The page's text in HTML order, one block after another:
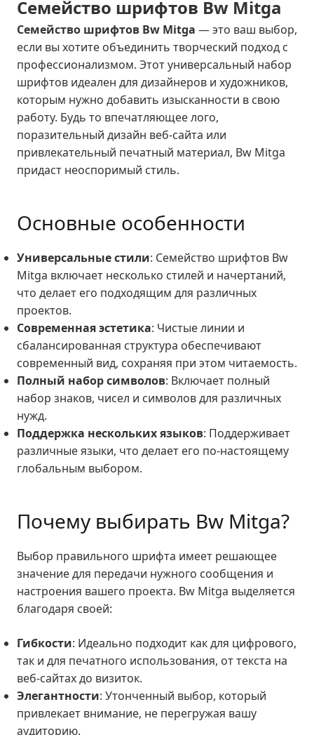
Семейство шрифтов Bw Mitga
Семейство шрифтов Bw Mitga — это ваш выбор,
если вы хотите объединить творческий подход с
профессионализмом. Этот универсальный набор
шрифтов идеален для дизайнеров и художников,
которым нужно добавить изысканности в свою
работу. Будь то впечатляющее лого,
поразительный дизайн веб-сайта или
привлекательный печатный материал, Bw Mitga
придаст неоспоримый стиль.
Основные особенности
Универсальные стили: Семейство шрифтов Bw
Mitga включает несколько стилей и начертаний,
что делает его подходящим для различных
проектов.
Современная эстетика: Чистые линии и
сбалансированная структура обеспечивают
современный вид, сохраняя при этом читаемость.
Полный набор символов: Включает полный
набор знаков, чисел и символов для различных
нужд.
Поддержка нескольких языков: Поддерживает
различные языки, что делает его по-настоящему
глобальным выбором.
Почему выбирать Bw Mitga?
Выбор правильного шрифта имеет решающее
значение для передачи нужного сообщения и
настроения вашего проекта. Bw Mitga выделяется
благодаря своей:
Гибкости: Идеально подходит как для цифрового,
так и для печатного использования, от текста на
веб-сайтах до визиток.
Элегантности: Утонченный выбор, который
привлекает внимание, не перегружая вашу
аудиторию.